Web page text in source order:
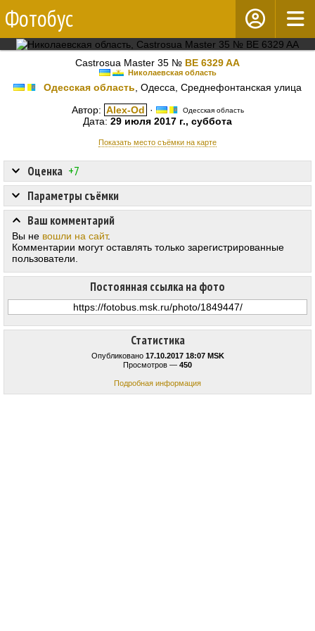
Фотобус
Castrosua Master 35 № BE 6329 AA
Николаевская область
Одесская область , Одесса, Среднефонтанская улица
Автор: Alex-Od · Одесская область
Дата: 29 июля 2017 г., суббота
Показать место съёмки на карте
Статистика
Опубликовано 17.10.2017 18:07 MSK
Просмотров — 450
Подробная информация
Оценка +7
Постоянная ссылка на фото
Параметры съёмки
Ваш комментарий
Вы не вошли на сайт.
Комментарии могут оставлять только зарегистрированные
пользователи.